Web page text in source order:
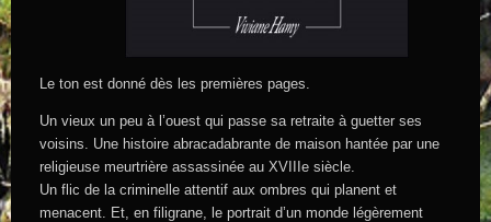
Le ton est donné dès les premières pages.
Un vieux un peu à l’ouest qui passe sa retraite à guetter ses
voisins. Une histoire abracadabrante de maison hantée par une
religieuse meurtrière assassinée au XVIIIe siècle.
Un flic de la criminelle attentif aux ombres qui planent et
menacent. Et, en filigrane, le portrait d’un monde légèrement